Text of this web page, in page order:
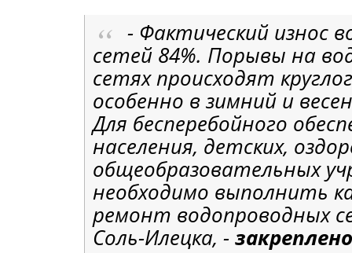
- Фактический износ
сетей 84%. Порывы на
сетях происходят
особенно в зимний и
Для бесперебойного
населения, детских,
общеобразовательных
необходимо выполнить
ремонт водопроводных
Соль-Илецка, -